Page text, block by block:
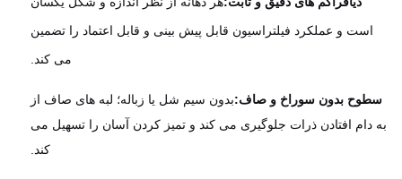
است و عملکرد فیلتراسیون قابل پیش بینی و قابل اعتماد را تضمین
می کند.
بدون سوراخ و صاف:بدون سیم شل یا زباله؛ لبه های صاف از
دام افتادن ذرات جلوگیری می کند و تمیز کردن آسان را تسهیل می